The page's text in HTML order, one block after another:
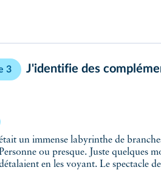
3 J'identifie des
ou presque. Juste quelques
en les voyant. Le spectacle